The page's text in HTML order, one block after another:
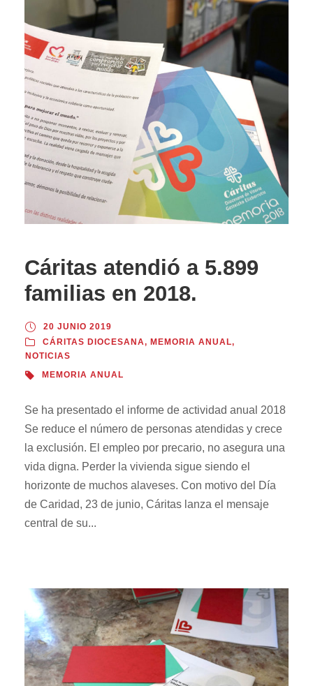
Cáritas atendió a 5.899
familias en 2018.
20 JUNIO 2019
CÁRITAS DIOCESANA, MEMORIA ANUAL,
NOTICIAS
MEMORIA ANUAL
Se ha presentado el informe de actividad anual 2018
Se reduce el número de personas atendidas y crece
la exclusión. El empleo por precario, no asegura una
vida digna. Perder la vivienda sigue siendo el
horizonte de muchos alaveses. Con motivo del Día
de Caridad, 23 de junio, Cáritas lanza el mensaje
central de su...